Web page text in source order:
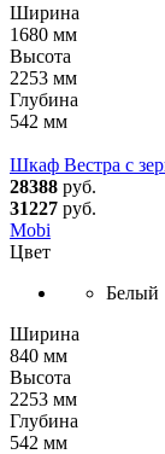
Ширина
1680 мм
Высота
2253 мм
Глубина
542 мм
Шкаф Вестра с
28388 руб.
31227 руб.
Mobi
Цвет
Белый
Ширина
840 мм
Высота
2253 мм
Глубина
542 мм